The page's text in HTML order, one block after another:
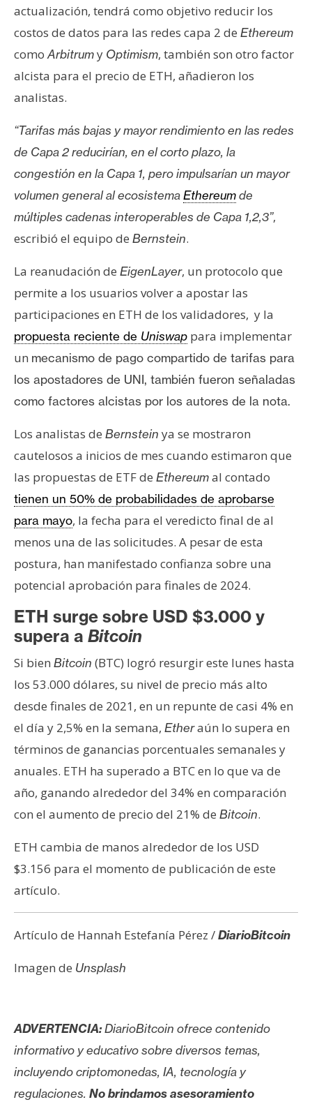
actualización, tendrá como objetivo reducir los
costos de datos para las redes capa 2 de Ethereum
comoArbitrumy Optimism, también son otro factor
alcista para el precio de ETH, añadieron los
analistas.
“Tarifas más bajas y mayor rendimiento en las redes
de Capa 2 reducirían, en el corto plazo, la
congestión en la Capa 1, pero impulsarían un mayor
volumen general al ecosistemaEthereumde
múltiples cadenas interoperables de Capa 1,2,3”,
escribió el equipo de Bernstein.
La reanudación de EigenLayer, un protocolo que
permite a los usuarios volver a apostar las
participaciones en ETH de los validadores, y la
propuesta reciente de Uniswap para implementar
un mecanismo de pago compartido de tarifas para
los apostadores de UNI, también fueron señaladas
como factores alcistas por los autores de la nota.
Los analistas de Bernstein ya se mostraron
cautelosos a inicios de mes cuando estimaron que
las propuestas de ETF de Ethereumal contado
tienen un 50% de probabilidades de aprobarse
para mayo, la fecha para el veredicto final de al
menos una de las solicitudes. A pesar de esta
postura, han manifestado confianza sobre una
potencial aprobación para finales de 2024.
ETH surge sobre USD $3.000 y
supera a Bitcoin
Si bien Bitcoin (BTC) logró resurgir este lunes hasta
los 53.000 dólares, su nivel de precio más alto
desde finales de 2021, en un repunte de casi 4% en
el día y 2,5% en la semana, Etheraún lo supera en
términos de ganancias porcentuales semanales y
anuales. ETH ha superado a BTC en lo que va de
año, ganando alrededor del 34% en comparación
con el aumento de precio del 21% de Bitcoin.
ETH cambia de manos alrededor de los USD
$3.156 para el momento de publicación de este
artículo.
Artículo de Hannah Estefanía Pérez /DiarioBitcoin
Imagen de Unsplash
ADVERTENCIA:DiarioBitcoin ofrece contenido
informativo y educativo sobre diversos temas,
incluyendo criptomonedas, IA, tecnología y
regulaciones. No brindamos asesoramiento